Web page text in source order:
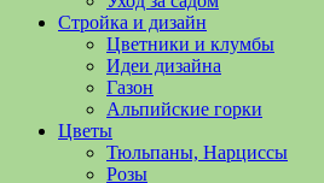
выращивании
Стройка и дизайн
Цветники и клумбы
Идеи дизайна
Газон
Альпийские горки
Цветы
Тюльпаны, Нарциссы
Розы